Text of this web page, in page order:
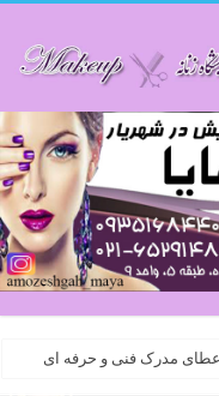
اعطای مدرک فنی و حرفه ای